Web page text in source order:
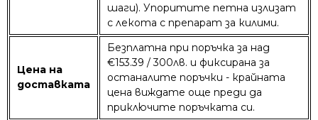
шаги). Упоритите петна излизат
с лекота с препарат за килими.
Цена на
доставката
Безплатна при поръчка за над
€153.39 / 300лв. и фиксирана за
останалите поръчки - крайната
цена виждате още преди да
приключите поръчката си.